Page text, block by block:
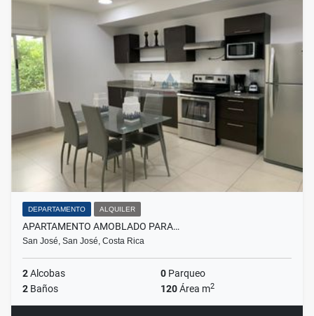
DEPARTAMENTO ALQUILER
APARTAMENTO AMOBLADO PARA…
San José, San José, Costa Rica
2Alcobas 0 Parqueo
2 Baños 120Área m2